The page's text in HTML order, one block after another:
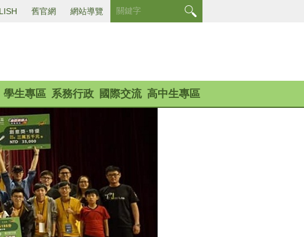
舊官網 網站導覽
學生專區 系務行政 國際交流 高中生專區